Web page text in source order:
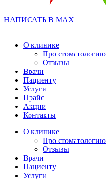
НАПИСАТЬ В MAX
О клинике
Про стоматологию
Отзывы
Врачи
Пациенту
Услуги
Прайс
Акции
Контакты
О клинике
Про стоматологию
Отзывы
Врачи
Пациенту
Услуги